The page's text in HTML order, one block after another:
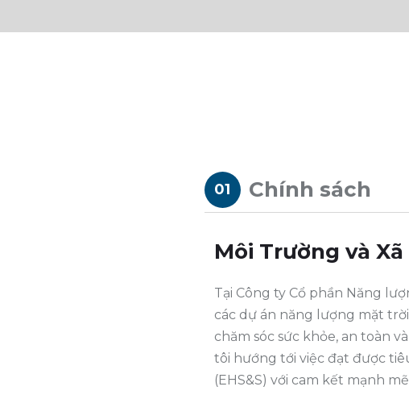
01 Chính sách
Môi Trường và Xã
Tại Công ty Cổ phần Năng
các dự án năng lượng mặt
chăm sóc sức khỏe, an toàn
tôi hướng tới việc đạt được
(EHS&S) với cam kết mạnh